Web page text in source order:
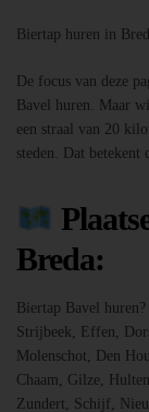
Biertap huren in
De focus van deze
Bavel huren. Maar
een straal van 20
steden. Dat
Breda:
Biertap Bavel
Strijbeek, Effen,
Molenschot, Den
Chaam, Gilze,
Zundert, Schijf,